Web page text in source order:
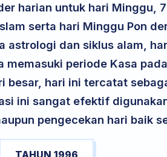
harian untuk hari Minggu,
serta hari Minggu Pon
astrologi dan siklus alam,
memasuki periode Kasa
besar, hari ini tercatat
ini sangat efektif
pengecekan hari baik
TAHUN 1996